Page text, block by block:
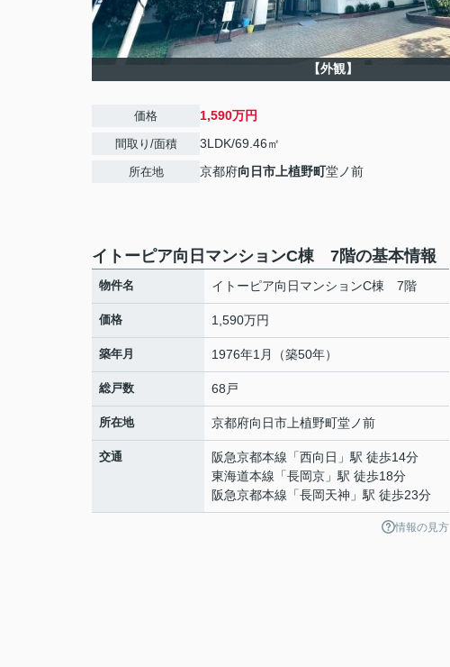
【外観】
価格 1,590万円
間取り/面積 3LDK/69.46㎡
所在地 京都府向日市 上植野町堂ノ前
イトーピア向日マンションC棟 7階の基本情報
物件名 イトーピア向日マンションC棟 7階
価格 1,590万円
築年月 1976年1月（築50年）
総戸数 68戸
所在地 京都府向日市 上植野町堂ノ前
交通 阪急京都本線 「西向日 」駅 徒歩14分
東海道本線 「長岡京 」駅 徒歩18分
阪急京都本線 「長岡天神 」駅 徒歩23分
情報の見方